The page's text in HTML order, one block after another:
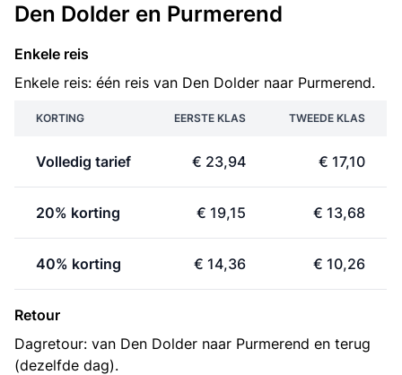
Den Dolder en Purmerend
Enkele reis
Enkele reis: één reis van Den Dolder naar Purmerend.
KORTING EERSTE KLAS TWEEDE KLAS
Volledig tarief € 23,94 € 17,10
20% korting € 19,15 € 13,68
40% korting € 14,36 € 10,26
Retour
Dagretour: van Den Dolder naar Purmerend en terug
(dezelfde dag).